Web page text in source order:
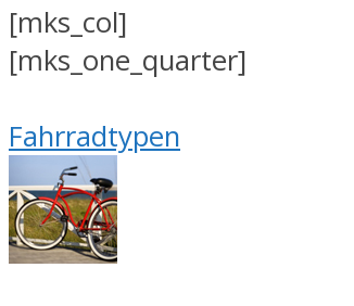
[mks_col]
[mks_one_quarter]
Fahrradtypen